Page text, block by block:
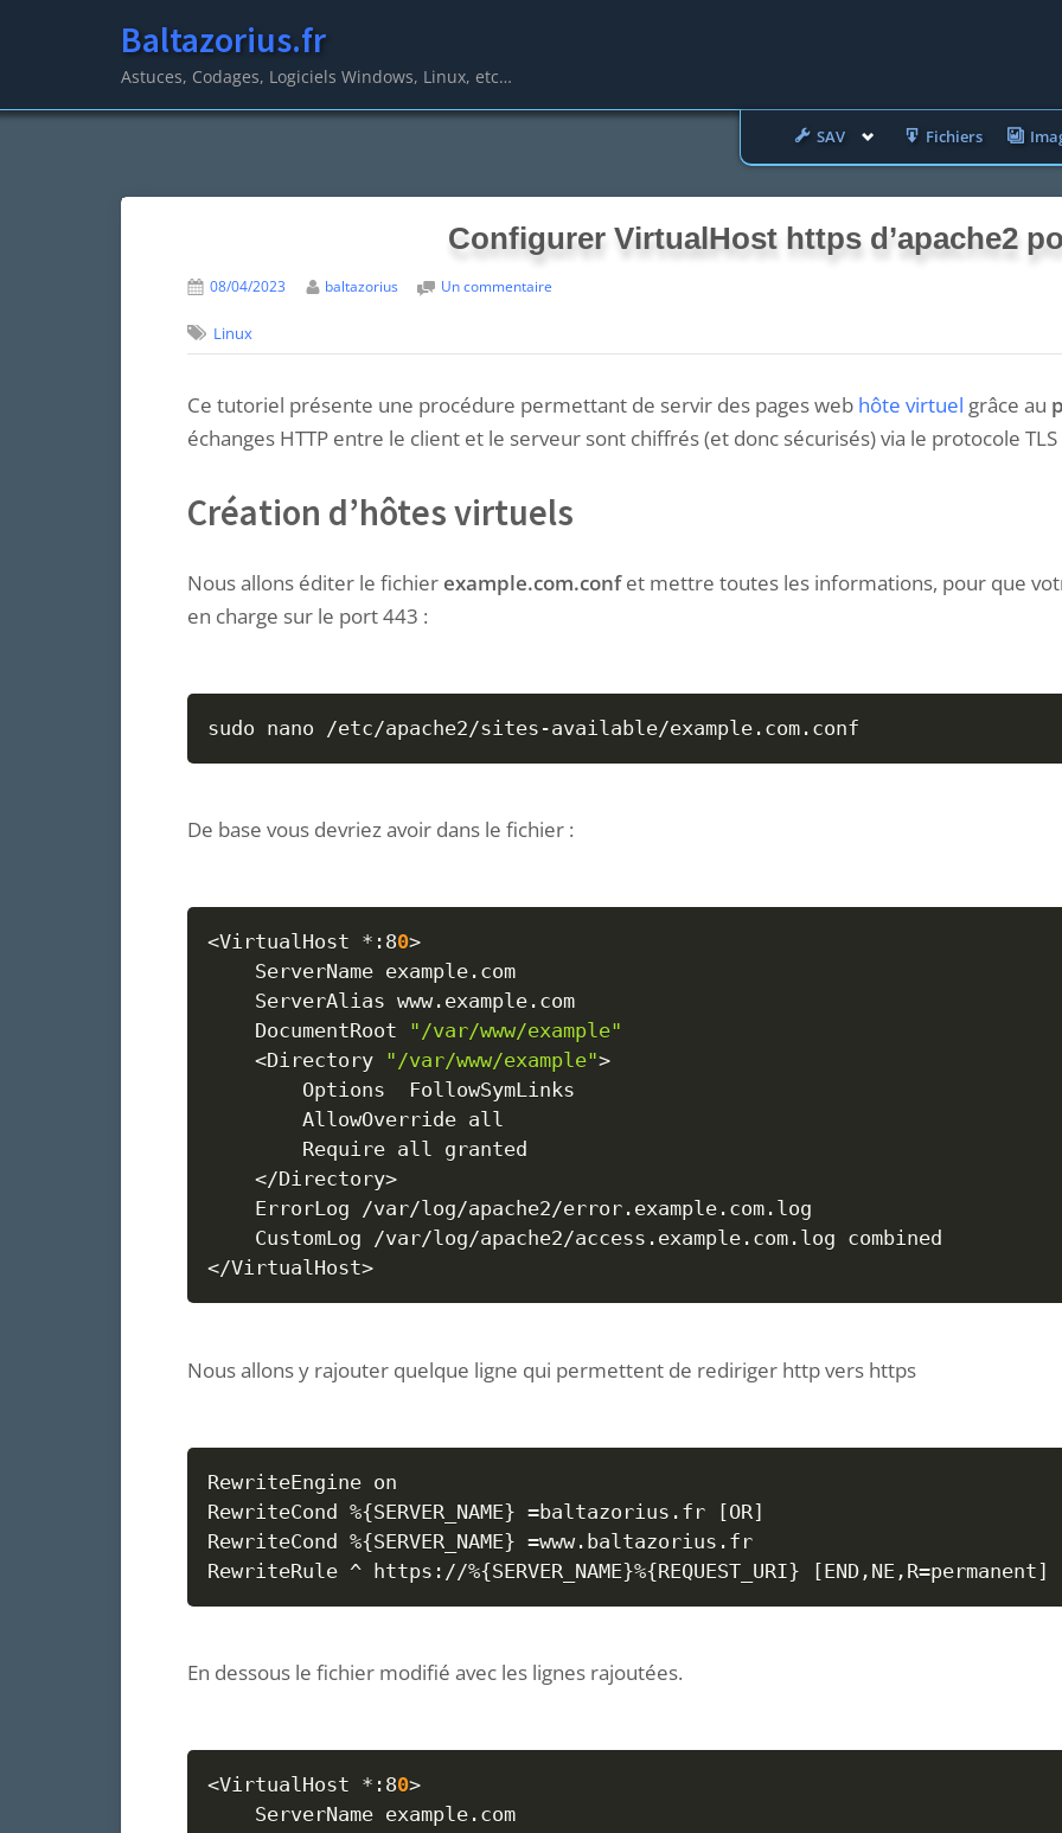
Baltazorius.fr
Astuces, Codages, Logiciels Windows, Linux, etc…
SAV Toggle
menu
Fichiers
Configurer VirtualHost https d’apache2
Posted
08/04/2023 par
baltazorius Un commentairesur
https
port
Linux
Ce tutoriel présente une procédure permettant de servir des pages web hôte virtuel grâce au
échanges HTTP entre le client et le serveur sont chiffrés (et donc sécurisés) via le protocole TLS
Création d’hôtes virtuels
Nous allons éditer le fichier example.com.confet mettre toutes les informations, pour que
en charge sur le port 443 :
sudo nano /etc/apache2/sites-available/example.com.conf
De base vous devriez avoir dans le fichier :
<VirtualHost *:80>
	DocumentRoot
"/var/www/example"
<Directory "/var/www/example">
</Directory>
</VirtualHost>
Nous allons y rajouter quelque ligne qui permettent de rediriger http vers https
RewriteEngine on
RewriteCond %{SERVER_NAME} =baltazorius.fr [OR]
RewriteCond %{SERVER_NAME} =www.baltazorius.fr
RewriteRule ^ https://%{SERVER_NAME}%{REQUEST_URI} [END,NE,R=permanent]
En dessous le fichier modifié avec les lignes rajoutées.
<VirtualHost *:80>